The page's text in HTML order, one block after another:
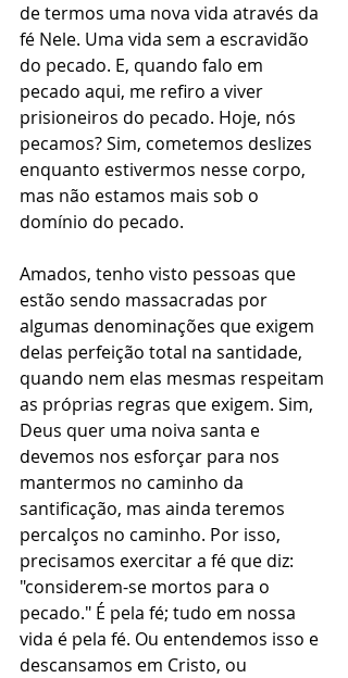
de termos uma nova vida através da
fé Nele. Uma vida sem a escravidão
do pecado. E, quando falo em
pecado aqui, me refiro a viver
prisioneiros do pecado. Hoje, nós
pecamos? Sim, cometemos deslizes
enquanto estivermos nesse corpo,
mas não estamos mais sob o
domínio do pecado.
Amados, tenho visto pessoas que
estão sendo massacradas por
algumas denominações que exigem
delas perfeição total na santidade,
quando nem elas mesmas respeitam
as próprias regras que exigem. Sim,
Deus quer uma noiva santa e
devemos nos esforçar para nos
mantermos no caminho da
santificação, mas ainda teremos
percalços no caminho. Por isso,
precisamos exercitar a fé que diz:
"considerem-se mortos para o
pecado." É pela fé; tudo em nossa
vida é pela fé. Ou entendemos isso e
descansamos em Cristo, ou